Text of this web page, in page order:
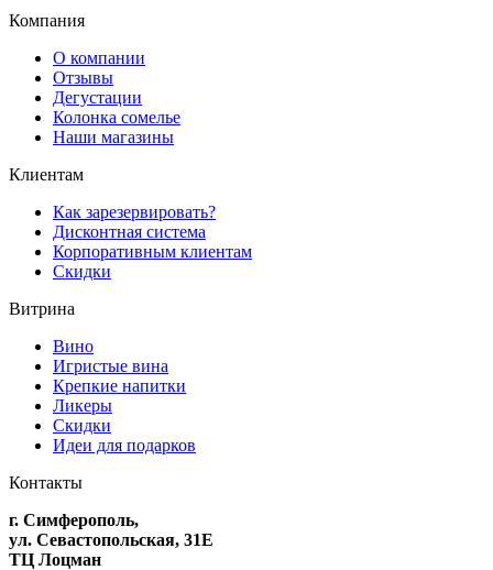
Компания
О компании
Отзывы
Дегустации
Колонка сомелье
Наши магазины
Клиентам
Как зарезервировать?
Дисконтная система
Корпоративным клиентам
Скидки
Витрина
Вино
Игристые вина
Крепкие напитки
Ликеры
Скидки
Идеи для подарков
Контакты
г. Симферополь,
ул. Севастопольская, 31Е
ТЦ Лоцман